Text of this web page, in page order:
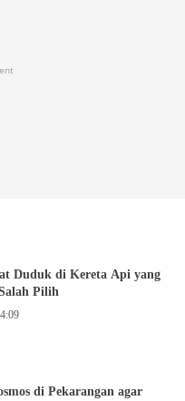
Duduk di Kereta Api yang
Pilih
di Pekarangan agar